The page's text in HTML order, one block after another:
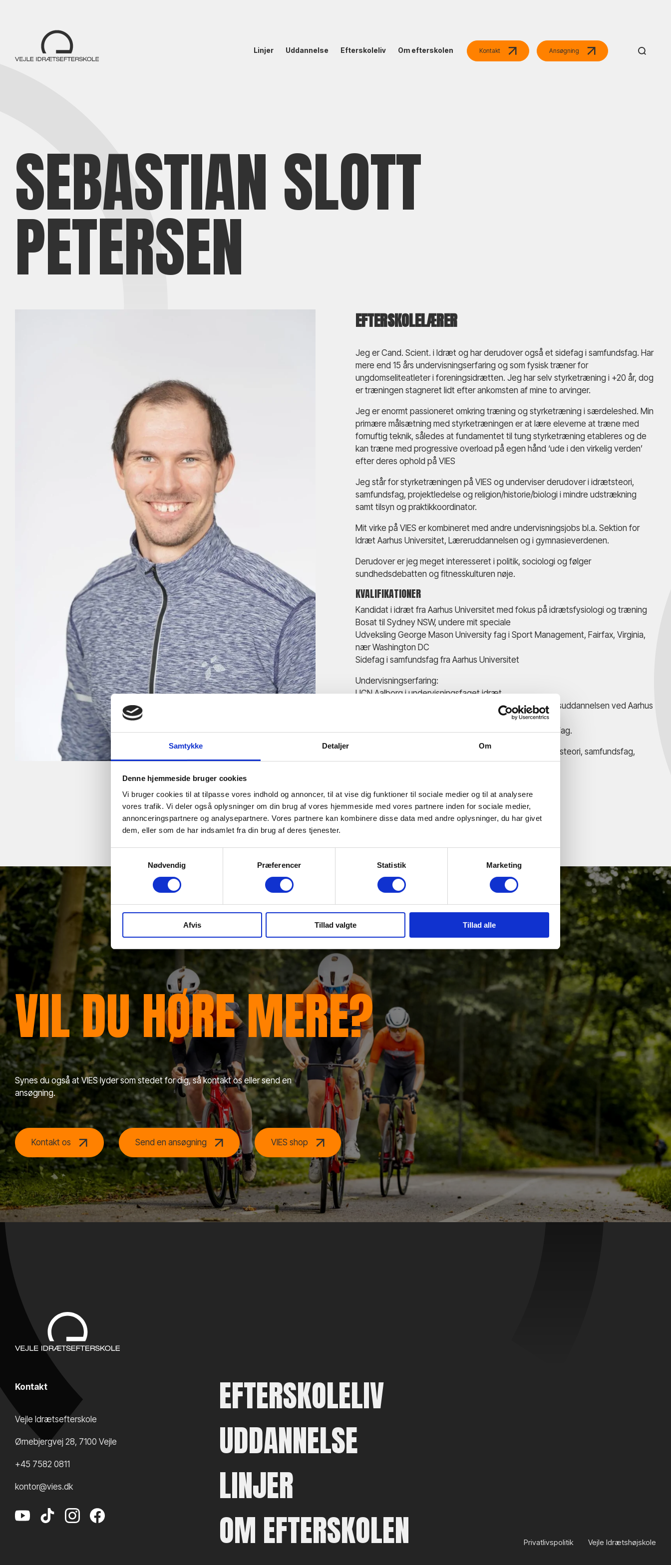
Samtykke Detaljer Om
Denne hjemmeside bruger cookies
Vi bruger cookies til at tilpasse vores indhold og annoncer, til at vise dig funktioner til sociale medier og til at analysere
vores trafik. Vi deler også oplysninger om din brug af vores hjemmeside med vores partnere inden for sociale medier,
annonceringspartnere og analysepartnere. Vores partnere kan kombinere disse data med andre oplysninger, du har givet
dem, eller som de har indsamlet fra din brug af deres tjenester.
Nødvendig
Præferencer Statistik Marketing
Afvis Tillad valgte Tillad alle
Linjer Uddannelse Efterskoleliv Om efterskolen Kontakt Ansøgning
SEBASTIAN SLOTT
PETERSEN
EFTERSKOLELÆRER
Jeg er Cand. Scient. i Idræt og har derudover også et sidefag i samfundsfag. Har
mere end 15 års undervisningserfaring og som fysisk træner for
ungdomseliteatleter i foreningsidrætten. Jeg har selv styrketræning i +20 år, dog
er træningen stagneret lidt efter ankomsten af mine to arvinger.
Jeg er enormt passioneret omkring træning og styrketræning i særdeleshed. Min
primære målsætning med styrketræningen er at lære eleverne at træne med
fornuftig teknik, således at fundamentet til tung styrketræning etableres og de
kan træne med progressive overload på egen hånd ‘ude i den virkelig verden’
efter deres ophold på VIES
Jeg står for styrketræningen på VIES og underviser derudover i idrætsteori,
samfundsfag, projektledelse og religion/historie/biologi i mindre udstrækning
samt tilsyn og praktikkoordinator.
Mit virke på VIES er kombineret med andre undervisningsjobs bl.a. Sektion for
Idræt Aarhus Universitet, Læreruddannelsen og i gymnasieverdenen.
Derudover er jeg meget interesseret i politik, sociologi og følger
sundhedsdebatten og fitnesskulturen nøje.
KVALIFIKATIONER
Kandidat i idræt fra Aarhus Universitet med fokus på idrætsfysiologi og træning
Bosat til Sydney NSW, undere mit speciale
Udveksling George Mason University fag i Sport Management, Fairfax, Virginia,
nær Washington DC
Sidefag i samfundsfag fra Aarhus Universitet
Undervisningserfaring:
UCN Aalborg i undervisningsfaget idræt
Undervisningsassistent i Boldspil og Boldbasis på Idrætsuddannelsen ved Aarhus
Gymnasial uddannelser STX og HF i idræt og samfundsfag.
Vejle Idrætsefterskole underviser i fysisk træning, idrætsteori, samfundsfag,
projektledelse, religion, historie,
VIL DU HØRE MERE?
Synes du også at VIES lyder som stedet for dig, så kontakt os eller send en
ansøgning.
Kontakt os Send en ansøgning VIES shop
Kontakt
Vejle Idrætsefterskole
Ørnebjergvej 28, 7100 Vejle
+45 7582 0811
kontor@vies.dk
EFTERSKOLELIV
UDDANNELSE
LINJER
OM EFTERSKOLEN
Privatlivspolitik Vejle Idrætshøjskole